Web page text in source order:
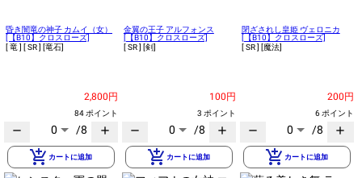
昏き闇竜の神子 カムイ（女）
[【B10】クロスローズ]
[ 竜 ] [ SR ] [竜石]
2,800円
84 ポイント
remove 0 /8 add
add_shopping_cart カートに追加
金翼の王子 アルフォンス
[【B10】クロスローズ]
[ SR ] [剣]
100円
3 ポイント
remove 0 /8 add
add_shopping_cart カートに追加
閉ざされし皇姫 ヴェロニカ
[【B10】クロスローズ]
[ SR ] [魔法]
200円
6 ポイント
remove 0 /8 add
add_shopping_cart カートに追加